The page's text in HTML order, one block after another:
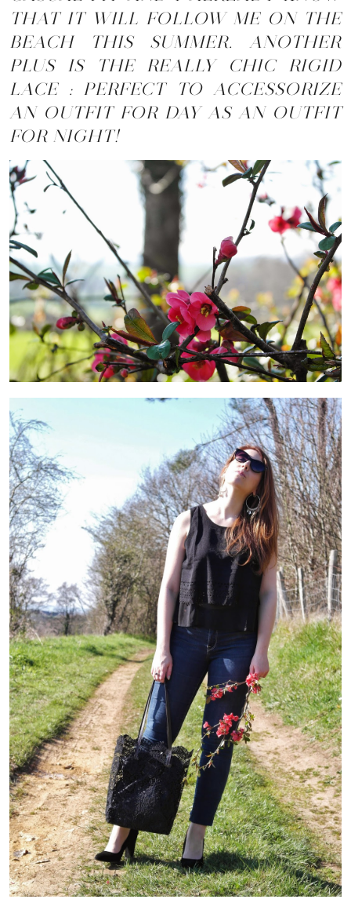
THAT IT WILL FOLLOW ME ON THE
BEACH THIS SUMMER. ANOTHER
PLUS IS THE REALLY CHIC RIGID
LACE : PERFECT TO ACCESSORIZE
AN OUTFIT FOR DAY AS AN OUTFIT
FOR NIGHT!